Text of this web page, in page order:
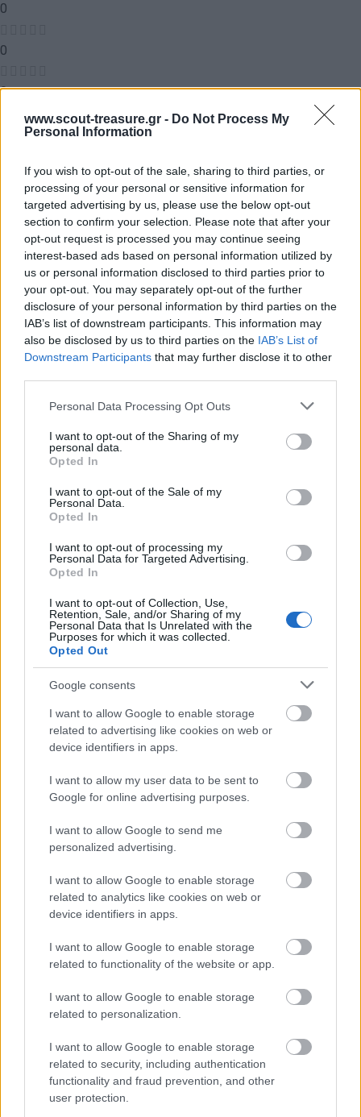
www.scout-treasure.gr - Do Not Process My
Personal Information
If you wish to opt-out of the sale, sharing to third parties, or
processing of your personal or sensitive information for
targeted advertising by us, please use the below opt-out
section to confirm your selection. Please note that after your
opt-out request is processed you may continue seeing
interest-based ads based on personal information utilized by
us or personal information disclosed to third parties prior to
your opt-out. You may separately opt-out of the further
disclosure of your personal information by third parties on the
IAB’s list of downstream participants. This information may
also be disclosed by us to third parties on the IAB’s List of
Downstream Participants that may further disclose it to other
Please note that this website/app uses one or more Google
not limited to your visit or usage behaviour. You may click to
grant or deny consent to Google and its third-party tags to
use your data for below specified purposes in below Google
consent section.
Personal Data Processing Opt Outs
I want to opt-out of the Sharing of my
personal data.
Opted In
I want to opt-out of the Sale of my
Personal Data.
Opted In
I want to opt-out of processing my
Personal Data for Targeted Advertising.
Opted In
I want to opt-out of Collection, Use,
Retention, Sale, and/or Sharing of my
Personal Data that Is Unrelated with the
Purposes for which it was collected.
Opted Out
Google consents
I want to allow Google to enable storage
related to advertising like cookies on web or
device identifiers in apps.
I want to allow my user data to be sent to
Google for online advertising purposes.
I want to allow Google to send me
personalized advertising.
I want to allow Google to enable storage
related to analytics like cookies on web or
device identifiers in apps.
I want to allow Google to enable storage
related to functionality of the website or app.
I want to allow Google to enable storage
related to personalization.
I want to allow Google to enable storage
related to security, including authentication
functionality and fraud prevention, and other
user protection.
0
0
0
Αξιολογήσεις
Δεν υπάρχει καμία αξιολόγηση ακόμη.
Κάνετε την πρώτη αξιολόγηση για το προϊόν: “Παιχνίδι της
πειθούς”
Η ηλ. διεύθυνση σας δεν δημοσιεύεται. Τα υποχρεωτικά πεδία
σημειώνονται με*
Η βαθμολογία σας*
Αποθήκευσε το όνομά μου, email, και τον ιστότοπο μου σε
αυτόν τον πλοηγό για την επόμενη φορά που θα σχολιάσω.
ΠΙΣΩ ΣΕ Παιχνίδι Πάντα Πάντα Πάντα
Σχετικά προϊόντα